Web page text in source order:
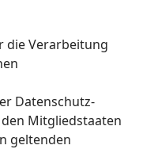
die Verarbeitung
Datenschutz-
Mitgliedstaaten
geltenden